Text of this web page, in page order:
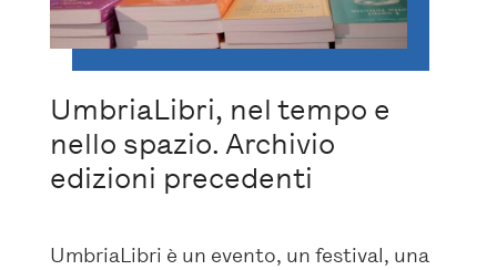
UmbriaLibri, nel tempo e
nello spazio. Archivio
edizioni precedenti
UmbriaLibri è un evento, un festival, una